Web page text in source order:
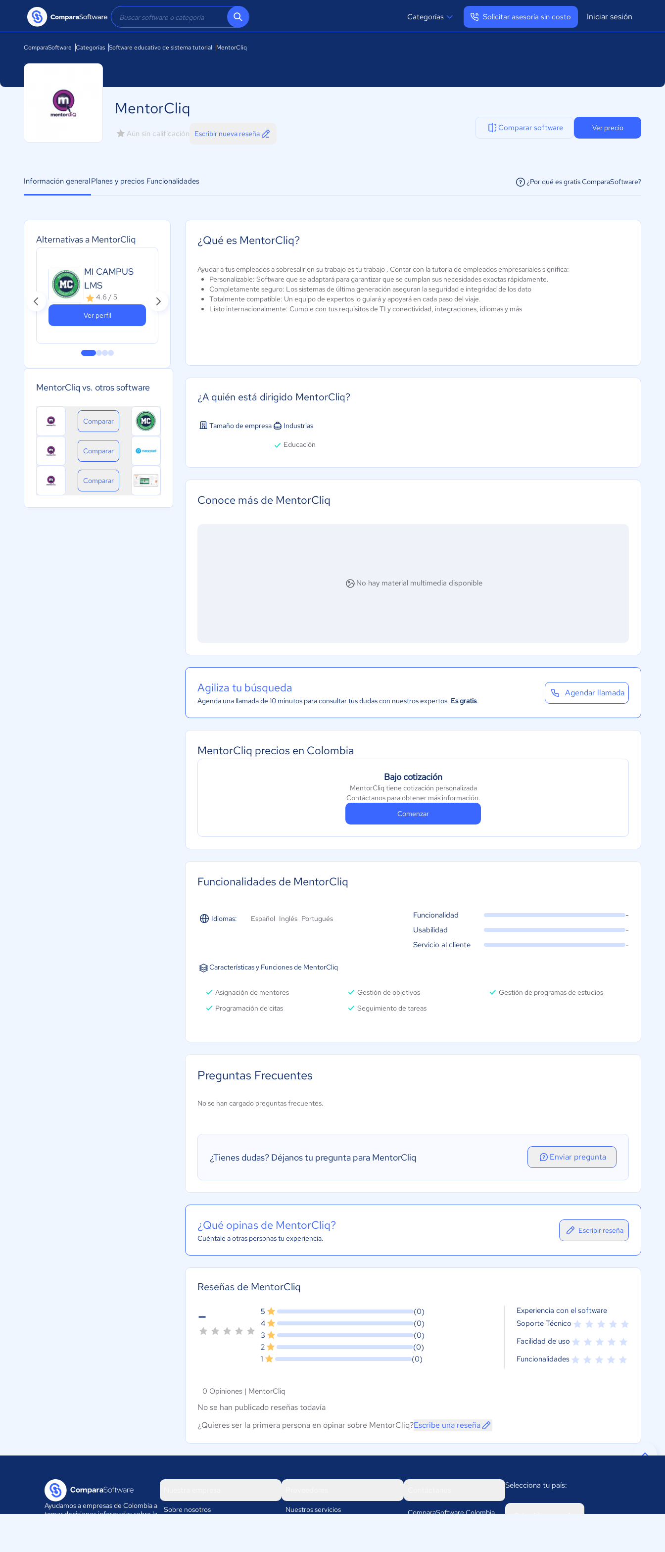
Categorías Solicitar asesoría sin costo Iniciar sesión
ComparaSoftware Categorías Software educativo de sistema tutorial MentorCliq
MentorCliq
Aún sin calificación Escribir nueva reseña
Comparar software Ver precio
Información generalPlanes y precios Funcionalidades ¿Por qué es gratis ComparaSoftware?
Alternativas a MentorCliq
MI CAMPUS
LMS
4.6 / 5
Ver perfil
Nearpod
Aún sin
calificación
Mangus SAS
Aún sin
calificación
Mentornity
Aún sin
calificación
MentorCliq vs. otros software
Comparar
Comparar
Comparar
¿Qué es MentorCliq?
Ayudar a tus empleados a sobresalir en su trabajo es tu trabajo . Contar con la tutoría de empleados empresariales significa:
Personalizable: Software que se adaptará para garantizar que se cumplan sus necesidades exactas rápidamente.
Completamente seguro: Los sistemas de última generación aseguran la seguridad e integridad de los dato
Totalmente compatible: Un equipo de expertos lo guiará y apoyará en cada paso del viaje.
Listo internacionalmente: Cumple con tus requisitos de TI y conectividad, integraciones, idiomas y más
¿A quién está dirigido MentorCliq?
Tamaño de empresa Industrias
Educación
Conoce más de MentorCliq
No hay material multimedia disponible
Agiliza tu búsqueda
Agenda una llamada de 10 minutos para consultar tus dudas con nuestros expertos. Es gratis.
Agendar llamada
MentorCliq precios en Colombia
Bajo cotización
MentorCliq tiene cotización personalizada
Contáctanos para obtener más información.
Comenzar
Funcionalidades de MentorCliq
Idiomas: Español Inglés Portugués Funcionalidad
-
Usabilidad
-
Servicio al cliente
-
Características y Funciones de MentorCliq
Asignación de mentores Gestión de objetivos
Gestión de programas de estudios
Programación de citas
Seguimiento de tareas
Preguntas Frecuentes
No se han cargado preguntas frecuentes.
¿Tienes dudas? Déjanos tu pregunta para MentorCliq Enviar pregunta
¿Qué opinas de MentorCliq?
Cuéntale a otras personas tu experiencia.
Escribir reseña
Reseñas de MentorCliq
- 5
(0)
4
(0)
3
(0)
2
(0)
1
(0)
Experiencia con el software
Soporte Técnico
Facilidad de uso
Funcionalidades
0 Opiniones | MentorCliq
No se han publicado reseñas todavía
¿Quieres ser la primera persona en opinar sobre MentorCliq?Escribe una reseña
Ayudamos a empresas de Colombia a
tomar decisiones informadas sobre la
Sobre nosotros
Nuestros servicios
ComparaSoftware Colombia
Selecciona tu país: